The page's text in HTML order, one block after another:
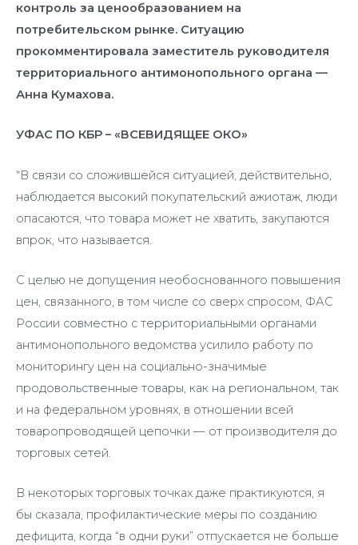
контроль за ценообразованием на
потребительском рынке. Ситуацию
прокомментировала заместитель руководителя
территориального антимонопольного органа —
Анна Кумахова.
УФАС ПО КБР – «ВСЕВИДЯЩЕЕ ОКО»
“В связи со сложившейся ситуацией, действительно,
наблюдается высокий покупательский ажиотаж, люди
опасаются, что товара может не хватить, закупаются
впрок, что называется.
С целью не допущения необоснованного повышения
цен, связанного, в том числе со сверх спросом, ФАС
России совместно с территориальными органами
антимонопольного ведомства усилило работу по
мониторингу цен на социально-значимые
продовольственные товары, как на региональном, так
и на федеральном уровнях, в отношении всей
товаропроводящей цепочки — от производителя до
торговых сетей.
В некоторых торговых точках даже практикуются, я
бы сказала, профилактические меры по созданию
дефицита, когда “в одни руки” отпускается не больше